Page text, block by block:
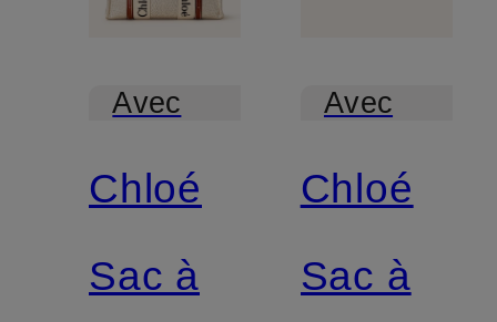
Avec
Chloé
Sac à
Avec
Chloé
Sac à